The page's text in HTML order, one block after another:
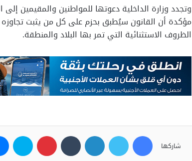
وتجدد وزارة الداخلية دعوتها للمواطنين والمقيمين إلى
مؤكدة أن القانون سيُطبق بحزم على كل من يثبت
الظروف الاستثنائية التي تمر بها البلاد والمنطقة.
شاركها
فيسبوك تويتر لينكدإن بينتيريست